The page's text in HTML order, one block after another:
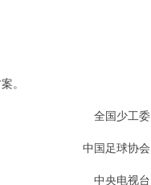
案。
全国少工委
中国足球协会
中央电视台